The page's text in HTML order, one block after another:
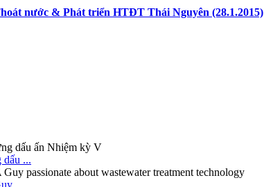
nước & Phát triển HTĐT Thái Nguyên (28.1.2015)
...
...